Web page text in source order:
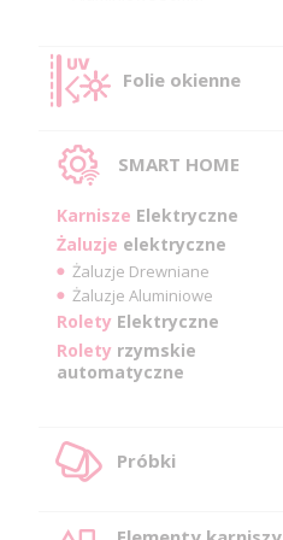
Folie okienne
SMART HOME
Karnisze Elektryczne
Żaluzje elektryczne
Żaluzje Drewniane
Żaluzje Aluminiowe
Rolety Elektryczne
Rolety rzymskie
automatyczne
Próbki